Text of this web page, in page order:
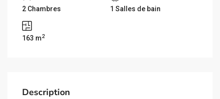
2 Chambres 1 Salles de bain
163 m2
Description